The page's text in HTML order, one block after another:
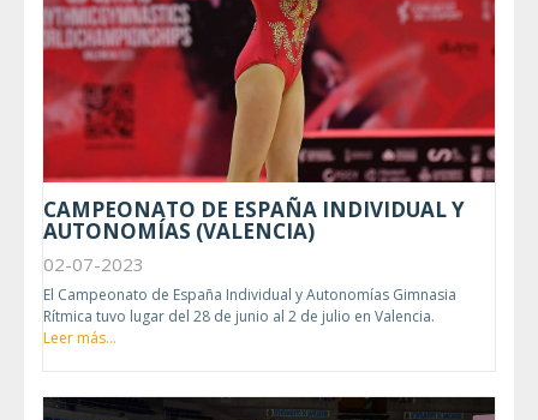
CAMPEONATO DE ESPAÑA INDIVIDUAL Y
AUTONOMÍAS (VALENCIA)
02-07-2023
El Campeonato de España Individual y Autonomías Gimnasia
Rítmica tuvo lugar del 28 de junio al 2 de julio en Valencia.
Leer más...